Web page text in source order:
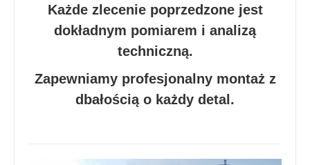
Każde zlecenie poprzedzone jest
dokładnym pomiarem i analizą
techniczną.
Zapewniamy profesjonalny montaż z
dbałością o każdy detal.